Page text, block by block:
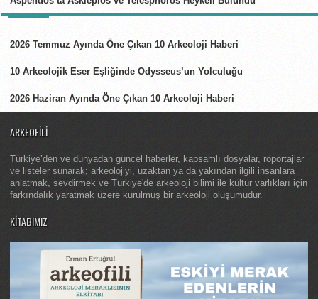
2026 Temmuz Ayında Öne Çıkan 10 Arkeoloji Haberi
10 Arkeolojik Eser Eşliğinde Odysseus’un Yolculuğu
2026 Haziran Ayında Öne Çıkan 10 Arkeoloji Haberi
ARKEOFILI
Türkiye’den ve dünyadan güncel haberler, kapsamlı dosyalar, röportajlar
ve listeler sunarak; arkeolojiyi, uzaktan ya da yakından ilgili insanlara
anlatmak, sevdirmek ve Türkiye'de arkeoloji bilimi ile kültür varlıkları için
farkındalık yaratmak üzere kurulmuş bir arkeoloji oluşumudur.
KITABIMIZ